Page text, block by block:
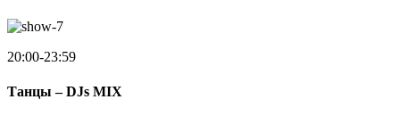
20:00-23:59
Танцы – DJs MIX